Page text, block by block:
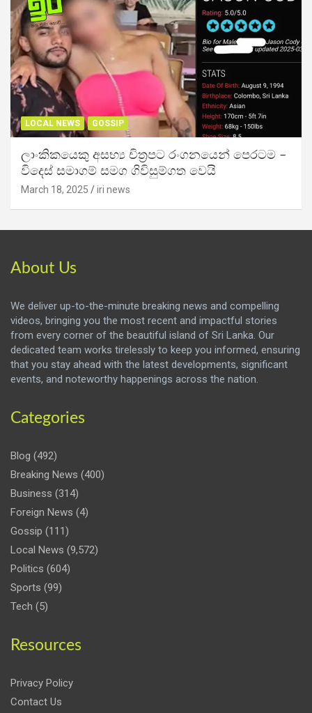
LOCAL NEWS GOSSIP
ලාංකිකයෙකු අසභ්‍ය චිත්‍රපට රංගනයෙන් පෙරටම –
විදෙස් සමාගම් සමග ගිවිසුම්ගත වෙයි
March 18, 2025 iri news
About Us
We deliver up-to-the-minute breaking news and compelling
videos, bringing you the most recent and impactful stories
from every corner of the beautiful island of Sri Lanka. Our
dedicated team works tirelessly to keep you informed, ensuring
that you stay ahead with the latest developments, significant
events, and noteworthy happenings across the nation.
Categories
Blog (492)
Breaking News (400)
Business (314)
Foreign News (4)
Gossip (111)
Local News (9,572)
Politics (604)
Sports (99)
Tech (5)
Resources
Privacy Policy
Contact Us